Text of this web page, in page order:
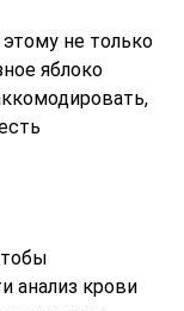
не только
яблоко
анализ крови